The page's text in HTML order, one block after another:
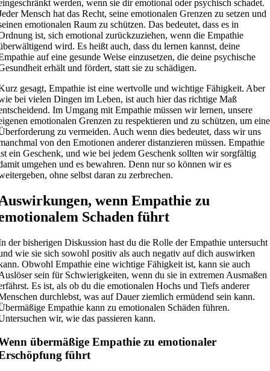
werden, wenn sie dir emotional oder psychisch schadet.
Mensch hat das Recht, seine emotionalen Grenzen zu setzen und
emotionalen Raum zu schützen. Das bedeutet, dass es in
ist, sich emotional zurückzuziehen, wenn die Empathie
wird. Es heißt auch, dass du lernen kannst, deine
auf eine gesunde Weise einzusetzen, die deine psychische
erhält und fördert, statt sie zu schädigen.
gesagt, Empathie ist eine wertvolle und wichtige Fähigkeit. Aber
bei vielen Dingen im Leben, ist auch hier das richtige Maß
Im Umgang mit Empathie müssen wir lernen, unsere
emotionalen Grenzen zu respektieren und zu schützen, um eine
zu vermeiden. Auch wenn dies bedeutet, dass wir uns
von den Emotionen anderer distanzieren müssen. Empathie
ein Geschenk, und wie bei jedem Geschenk sollten wir sorgfältig
umgehen und es bewahren. Denn nur so können wir es
ohne selbst daran zu zerbrechen.
wenn Empathie zu
Schaden führt
der bisherigen Diskussion hast du die Rolle der Empathie untersucht
wie sie sich sowohl positiv als auch negativ auf dich auswirken
Obwohl Empathie eine wichtige Fähigkeit ist, kann sie auch
sein für Schwierigkeiten, wenn du sie in extremen Ausmaßen
Es ist, als ob du die emotionalen Hochs und Tiefs anderer
durchlebst, was auf Dauer ziemlich ermüdend sein kann.
Empathie kann zu emotionalen Schäden führen.
wir, wie das passieren kann.
übermäßige Empathie zu emotionaler
führt